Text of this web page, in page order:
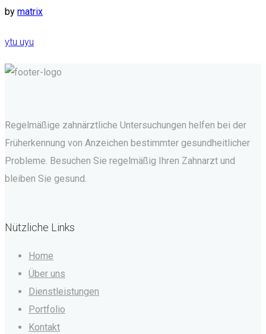
by matrix
ytu uyu
Regelmäßige zahnärztliche Untersuchungen helfen bei der
Früherkennung von Anzeichen bestimmter gesundheitlicher
Probleme. Besuchen Sie regelmäßig Ihren Zahnarzt und
bleiben Sie gesund.
Nützliche Links
Home
Über uns
Dienstleistungen
Portfolio
Kontakt